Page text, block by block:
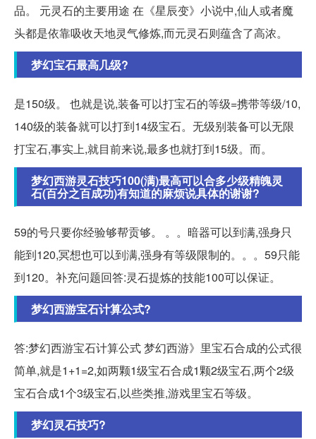
品。 元灵石的主要用途 在《星辰变》小说中,仙人或者魔
头都是依靠吸收天地灵气修炼,而元灵石则蕴含了高浓。
梦幻宝石最高几级?
是150级。 也就是说,装备可以打宝石的等级=携带等级/10,
140级的装备就可以打到14级宝石。无级别装备可以无限
打宝石,事实上,就目前来说,最多也就打到15级。而。
梦幻西游灵石技巧100(满)最高可以合多少级精魄灵
石(百分之百成功)有知道的麻烦说具体的谢谢?
59的号只要你经验够帮贡够。 。。暗器可以到满,强身只
能到120,冥想也可以到满,强身有等级限制的。。。59只能
到120。补充问题回答:灵石提炼的技能100可以保证。
梦幻西游宝石计算公式?
答:梦幻西游宝石计算公式 梦幻西游》里宝石合成的公式很
简单,就是1+1=2,如两颗1级宝石合成1颗2级宝石,两个2级
宝石合成1个3级宝石,以些类推,游戏里宝石等级。
梦幻灵石技巧?